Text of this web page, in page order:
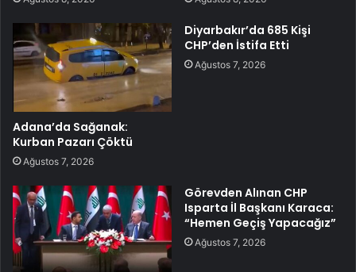
Adana’da Sağanak:
Kurban Pazarı Çöktü
Ağustos 7, 2026
Diyarbakır’da 685 Kişi
CHP’den İstifa Etti
Ağustos 7, 2026
Görevden Alınan CHP
Isparta İl Başkanı Karaca:
“Hemen Geçiş Yapacağız”
Ağustos 7, 2026